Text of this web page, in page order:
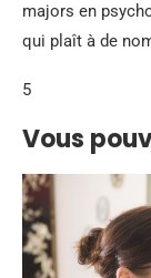
majors en
qui plaît à de
5
Vous